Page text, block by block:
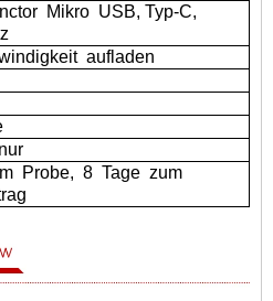
Mikro USB, Typ-C,
aufladen
Probe, 8 Tage zum